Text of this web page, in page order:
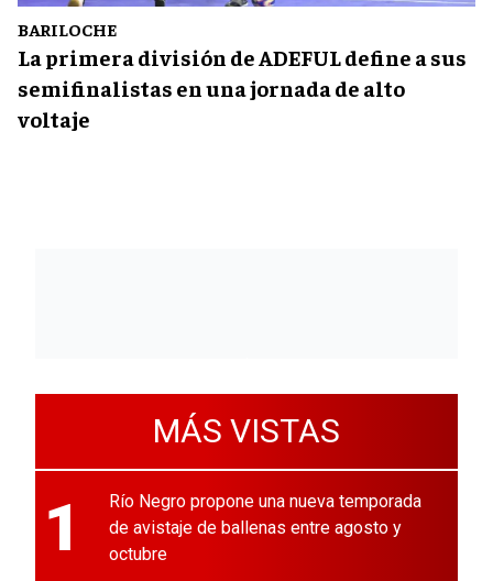
BARILOCHE
La primera división de ADEFUL define a sus
semifinalistas en una jornada de alto
voltaje
MÁS VISTAS
1
Río Negro propone una nueva temporada
de avistaje de ballenas entre agosto y
octubre